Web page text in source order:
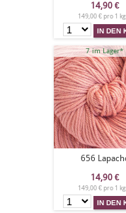
14,90 €
149,00 € pro 1 kg
7 im Lager*
656
14,90 €
149,00 € pro 1 kg